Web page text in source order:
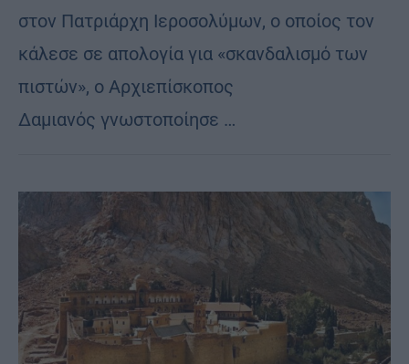
στον Πατριάρχη Ιεροσολύμων, ο οποίος τον
κάλεσε σε απολογία για «σκανδαλισμό των
πιστών», ο Αρχιεπίσκοπος
Δαμιανός γνωστοποίησε …